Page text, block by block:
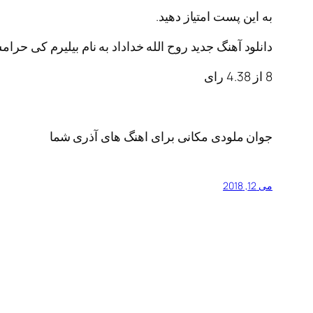
به این پست امتیاز دهید.
دانلود آهنگ جدید روح الله خداداد به نام بیلیرم کی
8 از4.38 رای
جوان ملودی مکانی برای اهنگ های آذری شما
می 12, 2018